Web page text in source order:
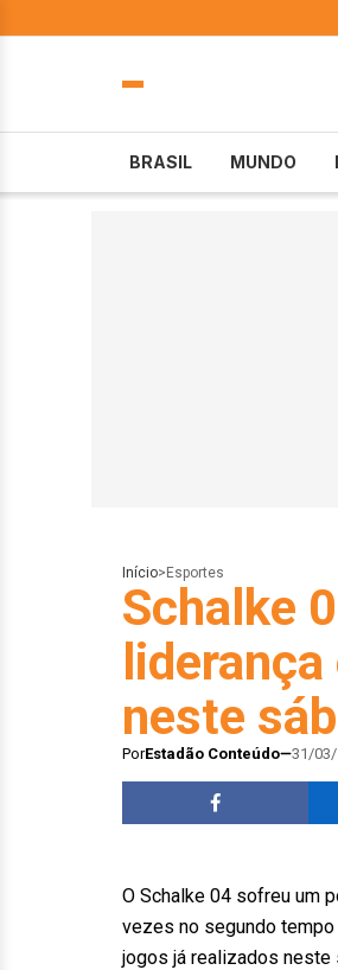
BRASIL MUNDO
Início> Esportes
Schalke
neste
PorEstadão Conteúdo 31/03/
O Schalke 04 sofreu um
vezes no segundo tempo
jogos já realizados neste